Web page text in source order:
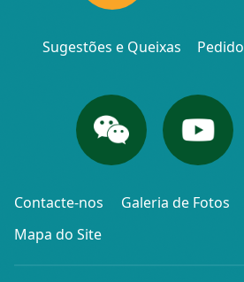
Sugestões e Queixas
Contacte-nos Galeria de Fotos
Mapa do Site